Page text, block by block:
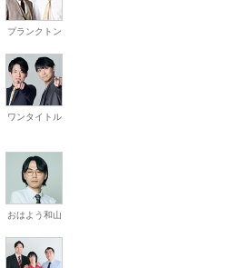
プランクトン
ワンタイトル
おはよう和山